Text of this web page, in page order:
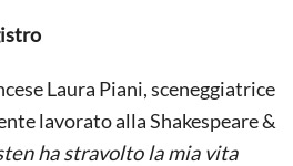
Laura Piani, sceneggiatrice
lavorato alla Shakespeare &
ha stravolto la mia vita